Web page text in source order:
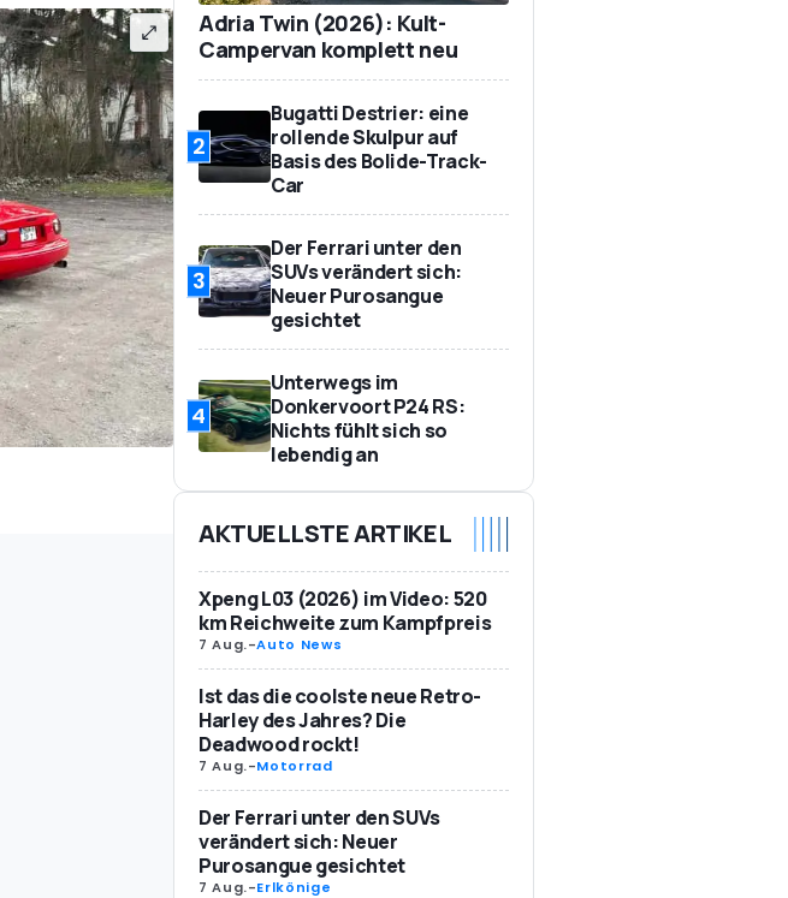
Adria Twin (2026): Kult-
Campervan komplett neu
2
Bugatti Destrier: eine
rollende Skulpur auf
Basis des Bolide-Track-
Car
3
Der Ferrari unter den
SUVs verändert sich:
Neuer Purosangue
gesichtet
4
Unterwegs im
Donkervoort P24 RS:
Nichts fühlt sich so
lebendig an
AKTUELLSTE ARTIKEL
Xpeng L03 (2026) im Video: 520
km Reichweite zum Kampfpreis
7 Aug.-Auto News
Ist das die coolste neue Retro-
Harley des Jahres? Die
Deadwood rockt!
7 Aug.-Motorrad
Der Ferrari unter den SUVs
verändert sich: Neuer
Purosangue gesichtet
7 Aug.-Erlkönige